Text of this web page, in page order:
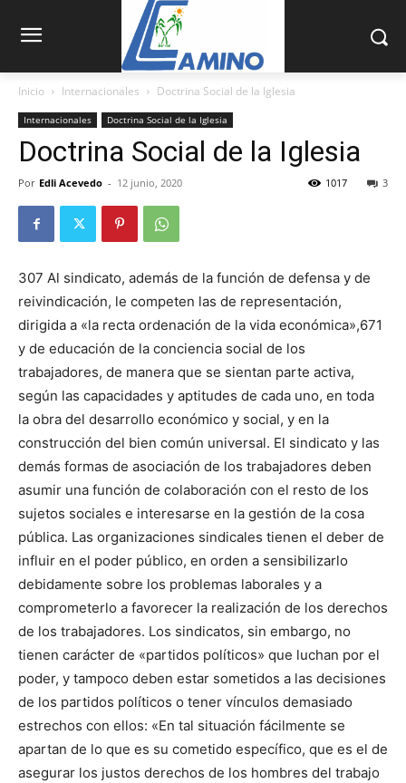
Inicio Internacionales Doctrina Social de la Iglesia
Internacionales Doctrina Social de la Iglesia
Doctrina Social de la Iglesia
Por Edli Acevedo - 12 junio, 2020 3
1017
307 Al sindicato, ade­más de la función de defensa y de
reivindicación, le competen las de representa­ción,
dirigida a «la recta ordenación de la vida económi­ca»,671
y de educación de la conciencia social de los
trabajadores, de manera que se sientan parte activa,
según las capa­cidades y aptitudes de cada uno, en toda
la obra del desa­rrollo económico y social, y en la
construcción del bien común universal. El sindicato y las
demás formas de asociación de los trabajadores deben
asumir una función de colaboración con el resto de los
sujetos so­ciales e interesarse en la ges­tión de la cosa
pública. Las organizaciones sindicales tie­nen el deber de
influir en el poder público, en orden a sensibilizarlo
debidamente sobre los problemas laborales y a
comprometerlo a favorecer la realización de los derechos
de los trabajadores. Los sindica­tos, sin embargo, no
tienen carácter de «partidos políticos» que luchan por el
poder, y tampoco deben estar sometidos a las decisiones
de los partidos políticos o tener vínculos de­masiado
estrechos con ellos: «En tal situación fácilmente se
apartan de lo que es su cometido específico, que es el de
asegurar los justos derechos de los hombres del trabajo